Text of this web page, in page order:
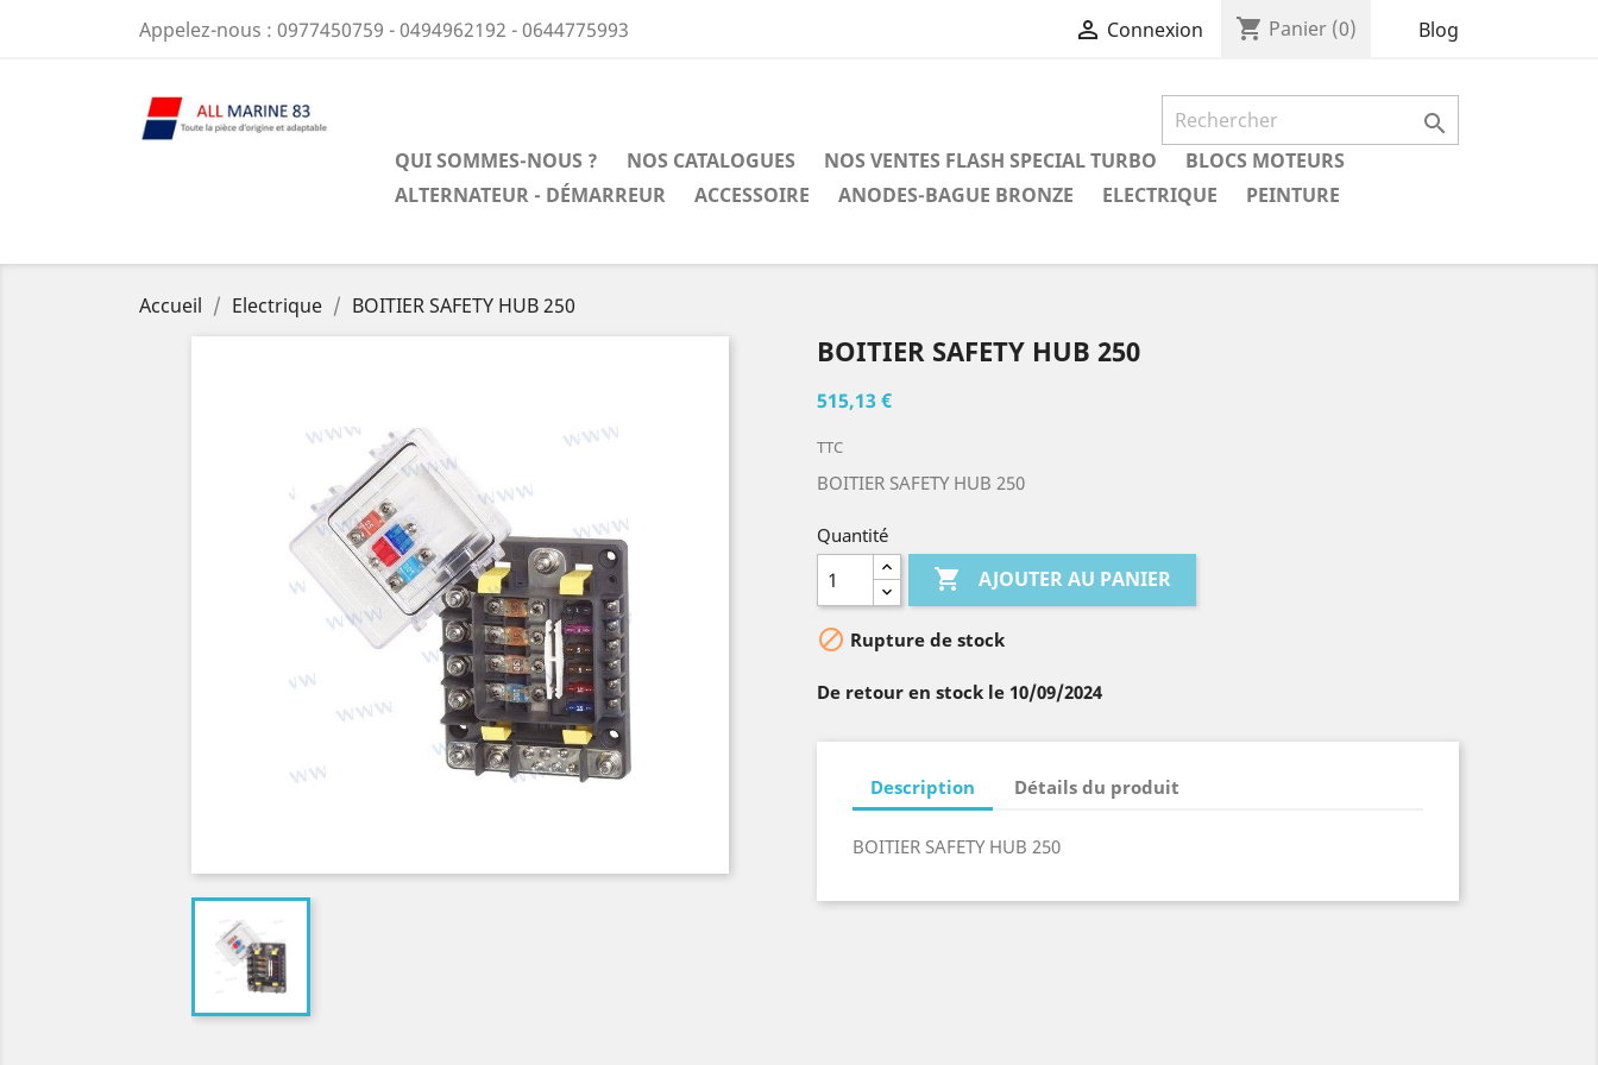
Appelez-nous : 0977450759 - 0494962192 - 0644775993  Connexion shopping_cart Panier (0) Blog

QUI SOMMES-NOUS ? NOS CATALOGUES NOS VENTES FLASH SPECIAL TURBO
BLOCS MOTEURS
ALTERNATEUR - DÉMARREUR
ACCESSOIRE ANODES-BAGUE BRONZE ELECTRIQUE PEINTURE
Accueil Electrique BOITIER SAFETY HUB 250
BOITIER SAFETY HUB 250
515,13 €
TTC
BOITIER SAFETY HUB 250
Quantité
 AJOUTER AU PANIER
 Rupture de stock
De retour en stock le 10/09/2024
Description Détails du produit
BOITIER SAFETY HUB 250